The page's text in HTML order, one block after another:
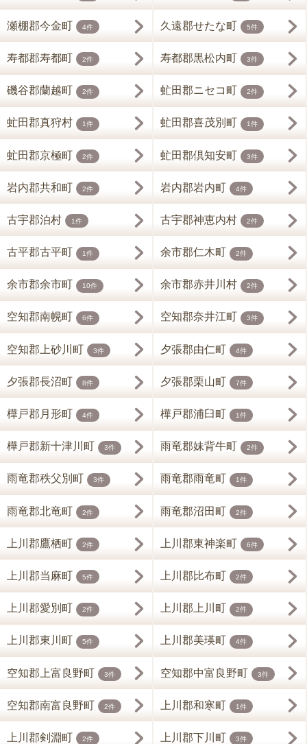
瀬棚郡今金町 4件 久遠郡せたな町 5件
寿都郡寿都町 2件 寿都郡黒松内町 3件
磯谷郡蘭越町 2件 虻田郡ニセコ町 2件
虻田郡真狩村 1件 虻田郡喜茂別町 1件
虻田郡京極町 2件 虻田郡倶知安町 3件
岩内郡共和町 2件 岩内郡岩内町 4件
古宇郡泊村 1件 古宇郡神恵内村 2件
古平郡古平町 1件 余市郡仁木町 2件
余市郡余市町 10件 余市郡赤井川村 2件
空知郡南幌町 6件 空知郡奈井江町 3件
空知郡上砂川町 3件 夕張郡由仁町 4件
夕張郡長沼町 8件 夕張郡栗山町 7件
樺戸郡月形町 4件 樺戸郡浦臼町 1件
樺戸郡新十津川町 3件 雨竜郡妹背牛町 2件
雨竜郡秩父別町 3件 雨竜郡雨竜町 1件
雨竜郡北竜町 2件 雨竜郡沼田町 2件
上川郡鷹栖町 2件 上川郡東神楽町 6件
上川郡当麻町 5件 上川郡比布町 2件
上川郡愛別町 2件 上川郡上川町 2件
上川郡東川町 5件 上川郡美瑛町 4件
空知郡上富良野町 3件 空知郡中富良野町 3件
空知郡南富良野町 2件 上川郡和寒町 1件
上川郡剣淵町 2件 上川郡下川町 3件